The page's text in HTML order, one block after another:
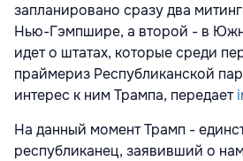
запланировано сразу два
Нью-Гэмпшире, а второй - в
идет о штатах, которые среди
праймериз Республиканской
интерес к ним Трампа, передает
На данный момент Трамп -
республиканец, заявивший о